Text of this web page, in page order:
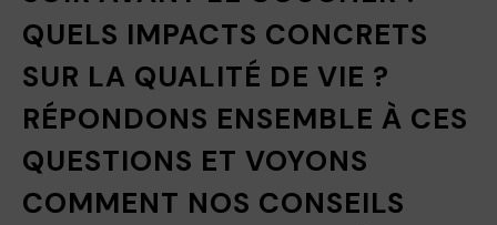
QUELS IMPACTS CONCRETS
SUR LA QUALITÉ DE VIE ?
RÉPONDONS ENSEMBLE À CES
QUESTIONS ET VOYONS
COMMENT NOS CONSEILS